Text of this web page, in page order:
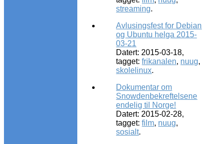
streaming.
Avlusingsfest for Debian
og Ubuntu helga 2015-
03-21
Datert: 2015-03-18,
tagget:frikanalen, nuug,
skolelinux.
Dokumentar om
Snowdenbekreftelsene
endelig til Norge!
Datert: 2015-02-28,
tagget:film, nuug,
sosialt.